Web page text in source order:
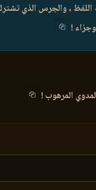
، والجرس الذي
!
المرهوب !